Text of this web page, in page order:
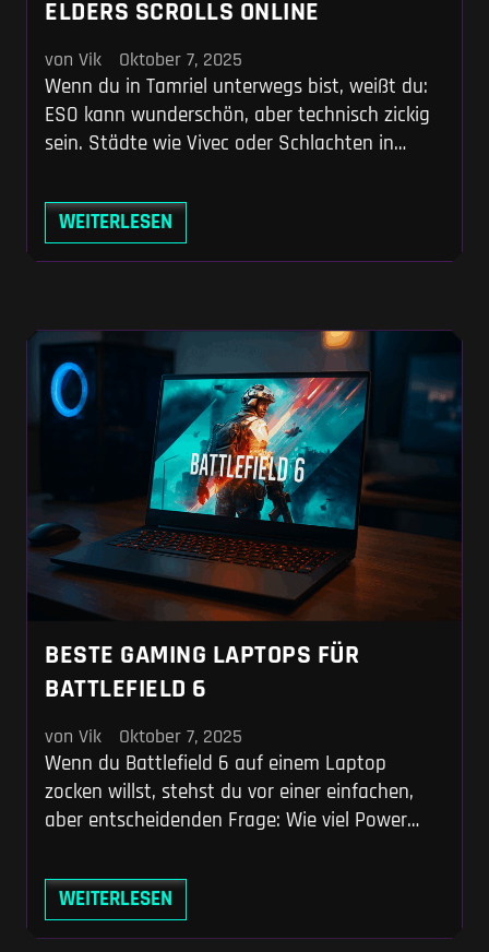
ELDERS SCROLLS ONLINE
von Vik Oktober 7, 2025
Wenn du in Tamriel unterwegs bist, weißt du:
ESO kann wunderschön, aber technisch zickig
sein. Städte wie Vivec oder Schlachten in
Schwitzen. Ein Laptop, der bei Cyberpunk oder
Baldur’s Gate 3 glänzt, kann hier plötzlich
ruckeln – einfach, weil ESO anders tickt. Darum
WEITERLESEN
BESTE GAMING LAPTOPS FÜR
BATTLEFIELD 6
von Vik Oktober 7, 2025
Wenn du Battlefield 6 auf einem Laptop
zocken willst, stehst du vor einer einfachen,
aber entscheidenden Frage: Wie viel Power
dein Geld am meisten? In diesem Guide
bekommst du keine trockene Auflistung von
Hardwaretabellen, sondern eine klare,
WEITERLESEN